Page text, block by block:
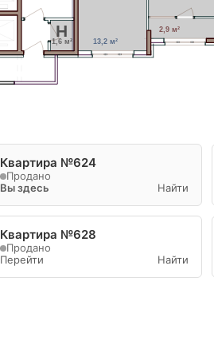
1,6 м² 13,2 м²
2,9 м²
H
Квартира №624
Продано
Вы здесь
Найти
Квартира №628
Продано
Перейти
Найти